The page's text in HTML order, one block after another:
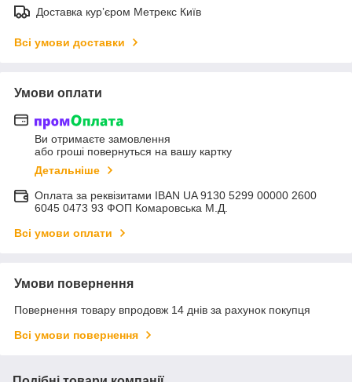
Доставка курʼєром Метрекс Київ
Всі умови доставки
Умови оплати
Ви отримаєте замовлення
або гроші повернуться на вашу картку
Детальніше
Оплата за реквізитами IBAN UA 9130 5299 00000 2600
6045 0473 93 ФОП Комаровська М.Д.
Всі умови оплати
Умови повернення
Повернення товару впродовж 14 днів за рахунок покупця
Всі умови повернення